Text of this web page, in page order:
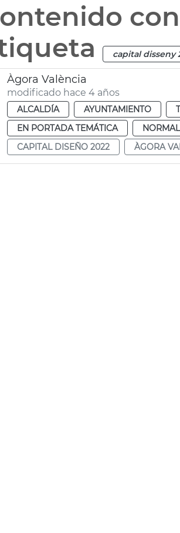
capital disseny
Àgora València
modificado hace 4 años
ALCALDÍA AYUNTAMIENTO
EN PORTADA TEMÁTICA
NORMAL
CAPITAL DISEÑO 2022
ÀGORA